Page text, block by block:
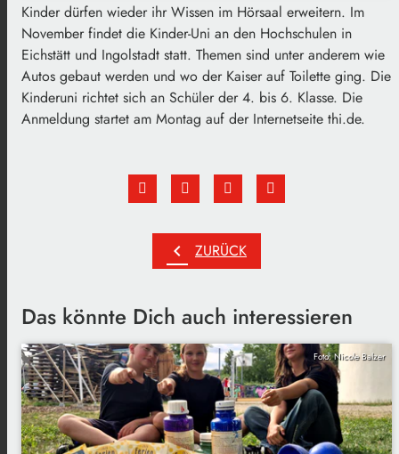
Kinder dürfen wieder ihr Wissen im Hörsaal erweitern. Im
November findet die Kinder-Uni an den Hochschulen in
Eichstätt und Ingolstadt statt. Themen sind unter anderem wie
Autos gebaut werden und wo der Kaiser auf Toilette ging. Die
Kinderuni richtet sich an Schüler der 4. bis 6. Klasse. Die
Anmeldung startet am Montag auf der Internetseite thi.de.
chevron_left ZURÜCK
Das könnte Dich auch interessieren
Foto: Nicole Balzer